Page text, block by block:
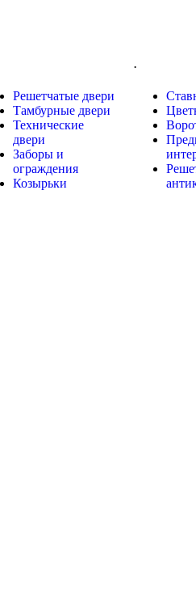
Решетчатые двери
Тамбурные двери
Технические
двери
Заборы и
ограждения
Козырьки
.